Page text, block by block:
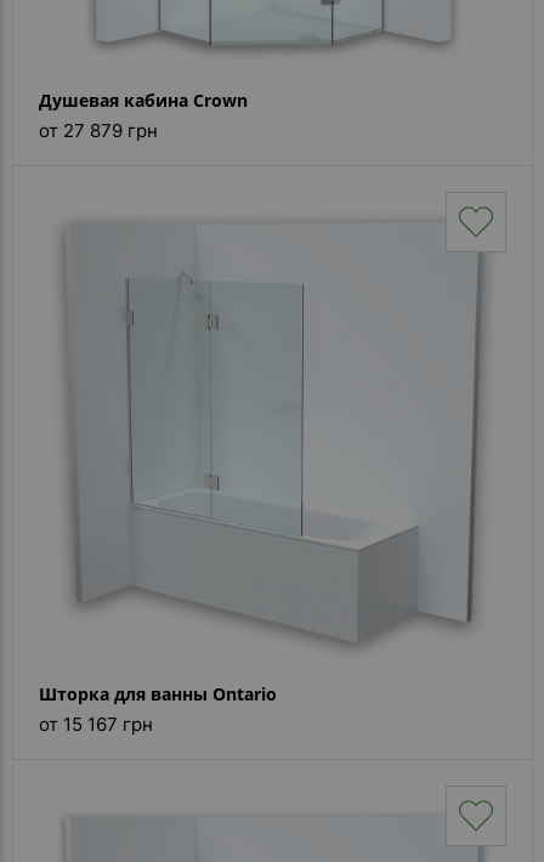
Душевая кабина Crown
от 27 879 грн
Шторка для ванны Ontario
от 15 167 грн